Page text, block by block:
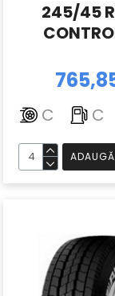
245/45
C C